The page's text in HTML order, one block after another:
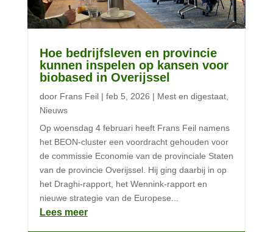
Hoe bedrijfsleven en provincie
kunnen inspelen op kansen voor
biobased in Overijssel
door Frans Feil| feb 5, 2026 | Mest en digestaat,
Nieuws
Op woensdag 4 februari heeft Frans Feil namens
het BEON-cluster een voordracht gehouden voor
de commissie Economie van de provinciale Staten
van de provincie Overijssel. Hij ging daarbij in op
het Draghi-rapport, het Wennink-rapport en
nieuwe strategie van de Europese...
Lees meer